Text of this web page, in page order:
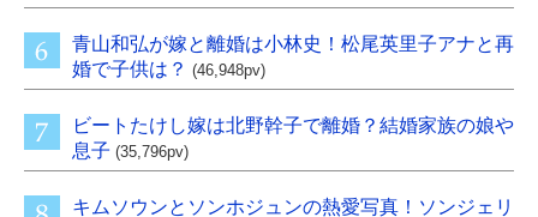
青山和弘が嫁と離婚は小林史！松尾英里子アナと再
婚で子供は？ (46,948pv)
ビートたけし嫁は北野幹子で離婚？結婚家族の娘や
息子 (35,796pv)
キムソウンとソンホジュンの熱愛写真！ソンジェリ